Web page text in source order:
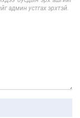
админ устгах эрхтэй.